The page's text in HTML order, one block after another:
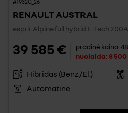
RENAULT AUSTRAL
esprit Alpine full hybrid E-Tech
39 585 € pradinė kaina:
nuolaida:8 500
Hibridas (Benz./El.)
Automatinė